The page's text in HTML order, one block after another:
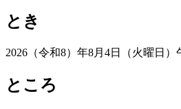
とき
2026（令和8）年8月4日（火曜日
ところ